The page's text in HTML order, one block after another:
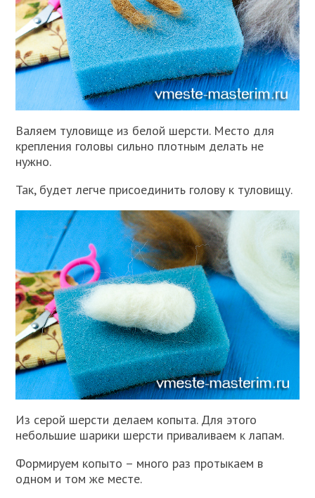
Валяем туловище из белой шерсти. Место для
крепления головы сильно плотным делать не
нужно.
Так, будет легче присоединить голову к туловищу.
Из серой шерсти делаем копыта. Для этого
небольшие шарики шерсти приваливаем к лапам.
Формируем копыто – много раз протыкаем в
одном и том же месте.